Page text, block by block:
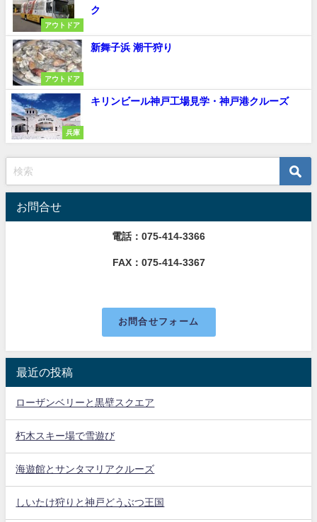
アウトドア
ク
アウトドア
新舞子浜 潮干狩り
兵庫
キリンビール神戸工場見学・神戸港クルーズ
お問合せ
電話：075-414-3366
FAX：075-414-3367
お問合せフォーム
最近の投稿
ローザンベリーと黒壁スクエア
朽木スキー場で雪遊び
海遊館とサンタマリアクルーズ
しいたけ狩りと神戸どうぶつ王国